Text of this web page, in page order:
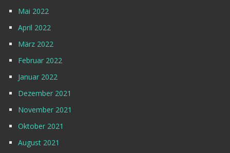
Mai 2022
April 2022
März 2022
Februar 2022
Januar 2022
Dezember 2021
November 2021
Oktober 2021
August 2021